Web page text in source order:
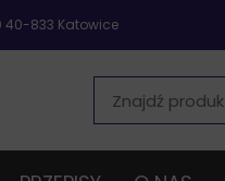
40-833 Katowice